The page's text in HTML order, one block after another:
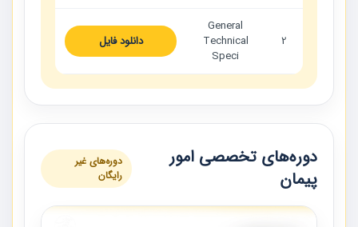
2
General
Technical
Speci
دانلود فایل
دوره‌های تخصصی امور
پیمان
دوره‌های غیر
رایگان